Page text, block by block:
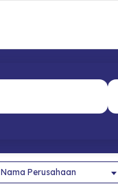
Nama Perusahaan